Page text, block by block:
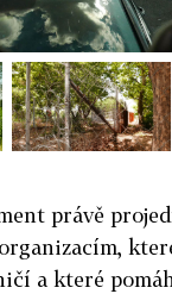
právě
a které